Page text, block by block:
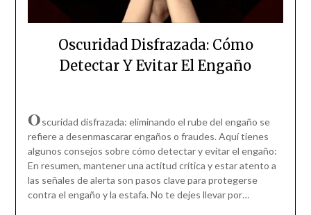
Oscuridad Disfrazada: Cómo
Detectar Y Evitar El Engaño
Oscuridad disfrazada: eliminando el rube del engaño se
refiere a desenmascarar engaños o fraudes. Aquí tienes
algunos consejos sobre cómo detectar y evitar el engaño:
En resumen, mantener una actitud crítica y estar atento a
las señales de alerta son pasos clave para protegerse
contra el engaño y la estafa. No te dejes llevar por…